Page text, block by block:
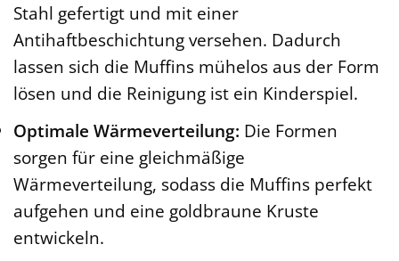
Stahl gefertigt und mit einer
Antihaftbeschichtung versehen. Dadurch
lassen sich die Muffins mühelos aus der Form
lösen und die Reinigung ist ein Kinderspiel.
Optimale Wärmeverteilung: Die Formen
sorgen für eine gleichmäßige
Wärmeverteilung, sodass die Muffins perfekt
aufgehen und eine goldbraune Kruste
entwickeln.